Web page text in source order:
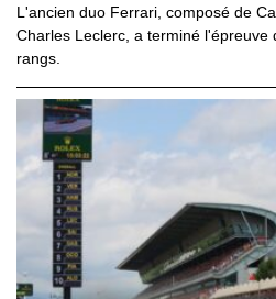
L'ancien duo Ferrari, composé de
Charles Leclerc, a terminé l'épreuve
rangs.